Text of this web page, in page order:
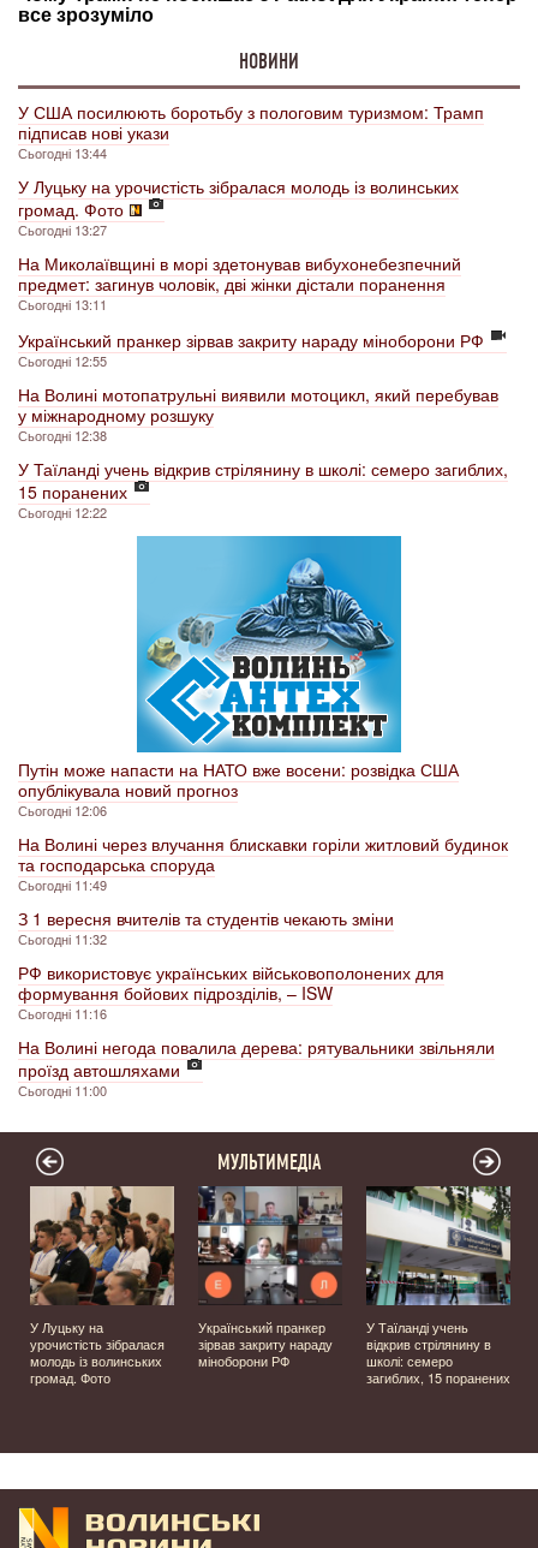
НОВИНИ
У США посилюють боротьбу з пологовим туризмом: Трамп
підписав нові укази
Сьогодні 13:44
У Луцьку на урочистість зібралася молодь із волинських
громад. Фото
Сьогодні 13:27
На Миколаївщині в морі здетонував вибухонебезпечний
предмет: загинув чоловік, дві жінки дістали поранення
Сьогодні 13:11
Український пранкер зірвав закриту нараду міноборони РФ
Сьогодні 12:55
На Волині мотопатрульні виявили мотоцикл, який перебував
у міжнародному розшуку
Сьогодні 12:38
У Таїланді учень відкрив стрілянину в школі: семеро загиблих,
15 поранених
Сьогодні 12:22
Путін може напасти на НАТО вже восени: розвідка США
опублікувала новий прогноз
Сьогодні 12:06
На Волині через влучання блискавки горіли житловий будинок
та господарська споруда
Сьогодні 11:49
З 1 вересня вчителів та студентів чекають зміни
Сьогодні 11:32
РФ використовує українських військовополонених для
формування бойових підрозділів, – ISW
Сьогодні 11:16
На Волині негода повалила дерева: рятувальники звільняли
проїзд автошляхами
Сьогодні 11:00
МУЛЬТИМЕДІА
У Луцьку на
урочистість зібралася
молодь із волинських
громад. Фото
Український пранкер
зірвав закриту нараду
міноборони РФ
У Таїланді учень
відкрив стрілянину в
школі: семеро
загиблих, 15 поранених